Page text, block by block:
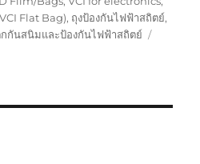
Flat Bag), ถุงป้องกันไฟฟ้าสถิตย์,
กันสนิมและป้องกันไฟฟ้าสถิตย์